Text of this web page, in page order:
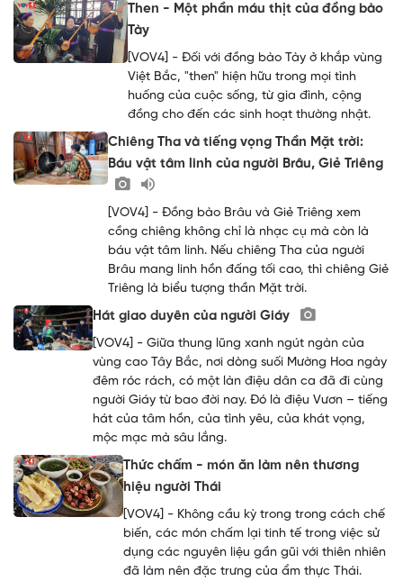
Then - Một phần máu thịt của đồng bào
Tày
[VOV4] - Đối với đồng bào Tày ở khắp vùng
Việt Bắc, "then" hiện hữu trong mọi tình
huống của cuộc sống, từ gia đình, cộng
đồng cho đến các sinh hoạt thường nhật.
Chiêng Tha và tiếng vọng Thần Mặt trời:
Báu vật tâm linh của người Brâu, Giẻ Triêng
[VOV4] - Đồng bào Brâu và Giẻ Triêng xem
cồng chiêng không chỉ là nhạc cụ mà còn là
báu vật tâm linh. Nếu chiêng Tha của người
Brâu mang linh hồn đấng tối cao, thì chiêng Giẻ
Triêng là biểu tượng thần Mặt trời.
Hát giao duyên của người Giáy
[VOV4] - Giữa thung lũng xanh ngút ngàn của
vùng cao Tây Bắc, nơi dòng suối Mường Hoa ngày
đêm róc rách, có một làn điệu dân ca đã đi cùng
người Giáy từ bao đời nay. Đó là điệu Vươn – tiếng
hát của tâm hồn, của tình yêu, của khát vọng,
mộc mạc mà sâu lắng.
Thức chấm - món ăn làm nên thương
hiệu người Thái
[VOV4] - Không cầu kỳ trong trong cách chế
biến, các món chấm lại tinh tế trong việc sử
dụng các nguyên liệu gần gũi với thiên nhiên
đã làm nên đặc trưng của ẩm thực Thái.